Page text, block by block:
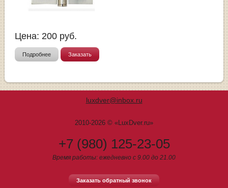
Цена: 200 руб.
Подробнее Заказать
luxdver@inbox.ru
2010-2026 © «LuxDver.ru»
+7 (980) 125-23-05
Время работы: ежедневно с 9.00 до 21.00
Заказать обратный звонок